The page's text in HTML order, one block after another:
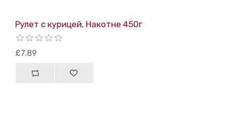
Рулет с курицей, Накотне 450г
£7.89